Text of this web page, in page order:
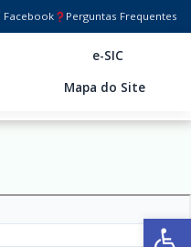
Facebook Perguntas Frequentes
e-SIC
Mapa do Site